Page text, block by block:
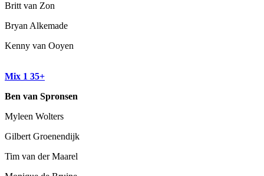
Britt van Zon
Bryan Alkemade
Kenny van Ooyen
Mix 1 35+
Ben van Spronsen
Myleen Wolters
Gilbert Groenendijk
Tim van der Maarel